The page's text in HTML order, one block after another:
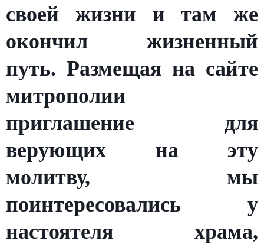
своей жизни и там же
окончил жизненный
путь. Размещая на сайте
митрополии
приглашение для
верующих на эту
молитву, мы
поинтересовались у
настоятеля храма,